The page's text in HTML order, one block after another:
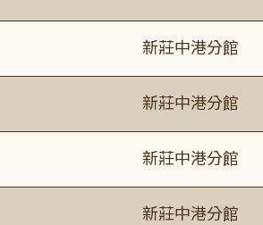
新莊中港分館
新莊中港分館
新莊中港分館
新莊中港分館